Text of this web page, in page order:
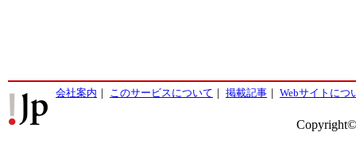
会社案内 ｜ このサービスについて ｜ 掲載記事 ｜ Webサイトにつ